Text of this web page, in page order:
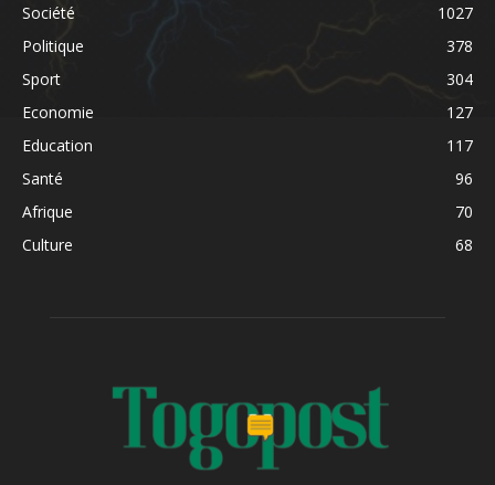
Société
1027
Politique
378
Sport
304
Economie
127
Education
117
Santé
96
Afrique
70
Culture
68